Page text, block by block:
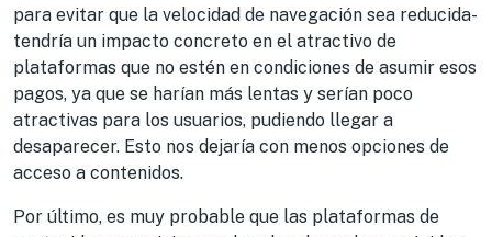
para evitar que la velocidad de navegación sea reducida-
tendría un impacto concreto en el atractivo de
plataformas que no estén en condiciones de asumir esos
pagos, ya que se harían más lentas y serían poco
atractivas para los usuarios, pudiendo llegar a
desaparecer. Esto nos dejaría con menos opciones de
acceso a contenidos.
Por último, es muy probable que las plataformas de